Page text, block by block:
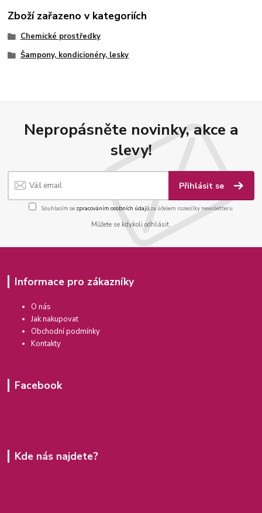
Zboží zařazeno v kategoriích
Chemické prostředky
Šampony, kondicionéry, lesky
Nepropásněte novinky, akce a
slevy!
Přihlásit se
Souhlasím se zpracováním osobních údajůza účelem rozesílky newsletteru.
Můžete se kdykoli odhlásit.
Informace pro zákazníky
O nás
Jak nakupovat
Obchodní podmínky
Kontakty
Facebook
Kde nás najdete?